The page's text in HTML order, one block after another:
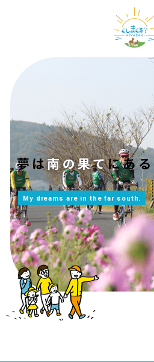
夢は南の果てにある
My dreams are in the far south.